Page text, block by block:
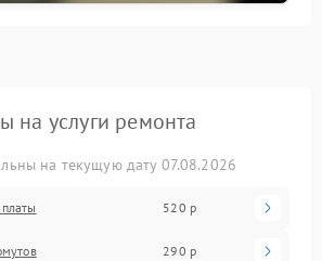
на услуги ремонта
на текущую дату 07.08.2026
520 р
290 р